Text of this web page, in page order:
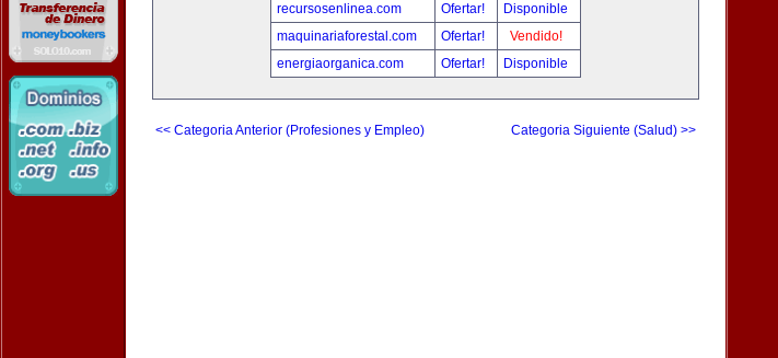
recursosenlinea.com
Ofertar!
Disponible
maquinariaforestal.com
Ofertar!
Vendido!
energiaorganica.com
Ofertar! Disponible
<< Categoria Anterior (Profesiones y Empleo) Categoria Siguiente (Salud) >>